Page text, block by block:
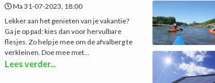
Ma 31-07-2023, 18:00
Lekker aan het genieten van je vakantie?
Ga je op pad: kies dan voor hervulbare
flesjes. Zo help je mee om de afvalberg te
verkleinen. Doe mee met...
Lees verder...